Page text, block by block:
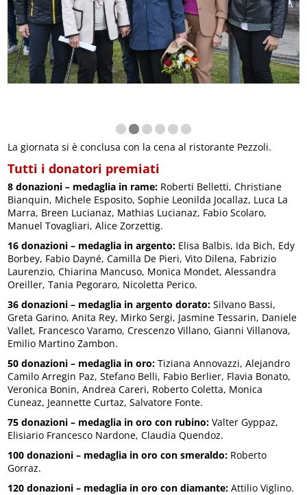
La giornata si è conclusa con la cena al ristorante Pezzoli.
Tutti i donatori premiati
8 donazioni – medaglia in rame: Roberti Belletti, Christiane
Bianquin, Michele Esposito, Sophie Leonilda Jocallaz, Luca La
Marra, Breen Lucianaz, Mathias Lucianaz, Fabio Scolaro,
Manuel Tovagliari, Alice Zorzettig.
16 donazioni – medaglia in argento: Elisa Balbis, Ida Bich, Edy
Borbey, Fabio Dayné, Camilla De Pieri, Vito Dilena, Fabrizio
Laurenzio, Chiarina Mancuso, Monica Mondet, Alessandra
Oreiller, Tania Pegoraro, Nicoletta Perico.
36 donazioni – medaglia in argento dorato: Silvano Bassi,
Greta Garino, Anita Rey, Mirko Sergi, Jasmine Tessarin, Daniele
Vallet, Francesco Varamo, Crescenzo Villano, Gianni Villanova,
Emilio Martino Zambon.
50 donazioni – medaglia in oro: Tiziana Annovazzi, Alejandro
Camilo Arregin Paz, Stefano Belli, Fabio Berlier, Flavia Bonato,
Veronica Bonin, Andrea Careri, Roberto Coletta, Monica
Cuneaz, Jeannette Curtaz, Salvatore Fonte.
75 donazioni – medaglia in oro con rubino: Valter Gyppaz,
Elisiario Francesco Nardone, Claudia Quendoz.
100 donazioni – medaglia in oro con smeraldo: Roberto
Gorraz.
120 donazioni – medaglia in oro con diamante: Attilio Viglino.